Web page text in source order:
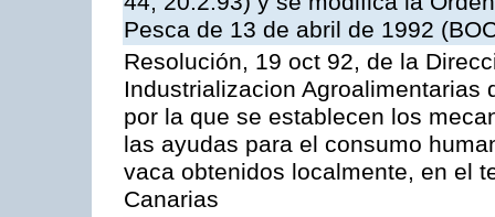
Pesca de 13 de abril de 1992
Resolución, 19 oct 92, de la
Industrializacion Agroalimentarias
por la que se establecen los
las ayudas para el consumo
vaca obtenidos localmente, en el
Canarias